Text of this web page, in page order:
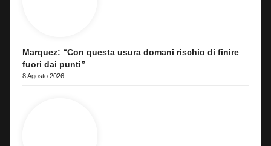
Marquez: “Con questa usura domani rischio di finire
fuori dai punti”
8 Agosto 2026